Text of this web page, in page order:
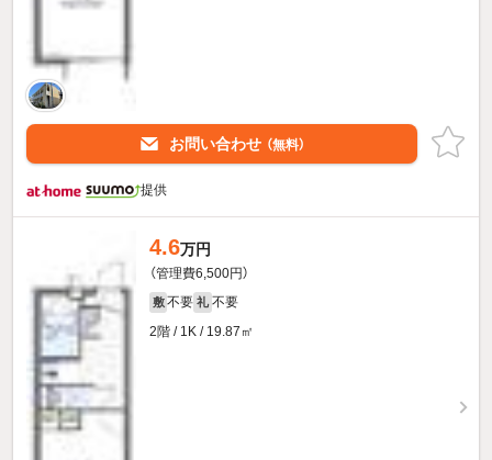
お問い合わせ （無料）
提供
4.6万円
（管理費6,500円）
敷 不要 礼 不要
2階 / 1K / 19.87㎡